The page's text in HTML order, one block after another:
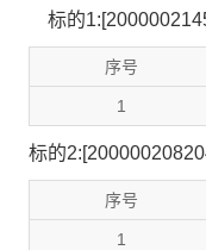
标的
序号
1
标的
序号
1